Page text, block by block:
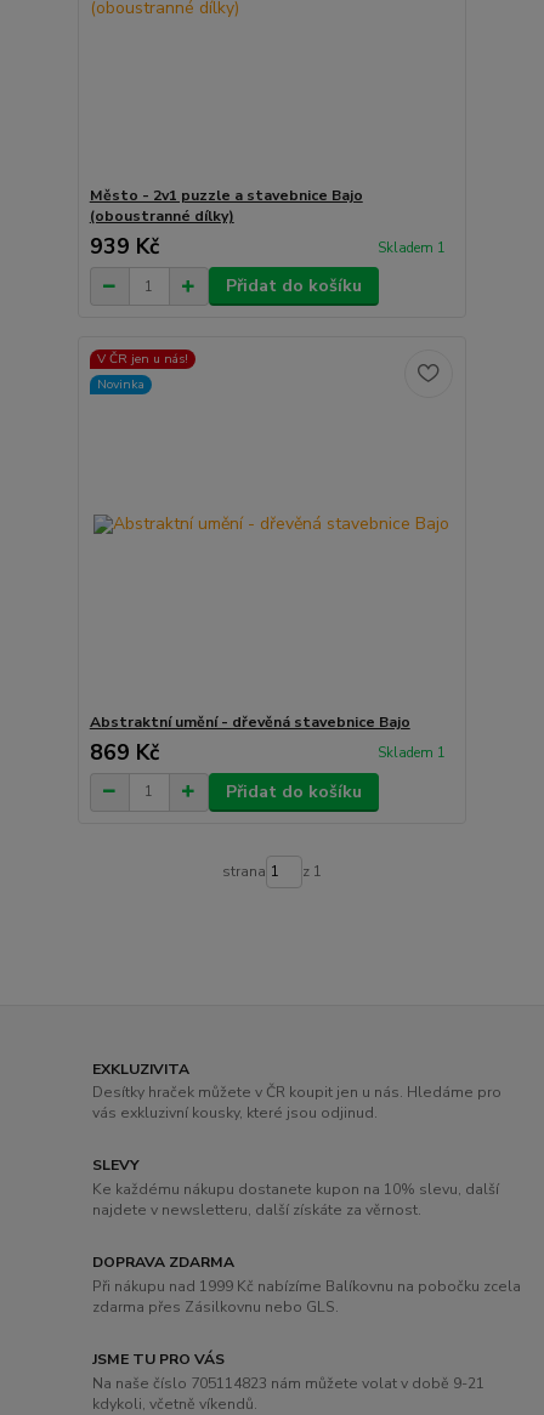
Město - 2v1 puzzle a stavebnice Bajo
(oboustranné dílky)
939 Kč Skladem 1
Přidat do košíku
V ČR jen u nás!
Novinka
Abstraktní umění - dřevěná stavebnice Bajo
869 Kč Skladem 1
Přidat do košíku
strana z 1
EXKLUZIVITA
Desítky hraček můžete v ČR koupit jen u nás. Hledáme pro
vás exkluzivní kousky, které jsou odjinud.
SLEVY
Ke každému nákupu dostanete kupon na 10% slevu, další
najdete v newsletteru, další získáte za věrnost.
DOPRAVA ZDARMA
Při nákupu nad 1999 Kč nabízíme Balíkovnu na pobočku zcela
zdarma přes Zásilkovnu nebo GLS.
JSME TU PRO VÁS
Na naše číslo 705114823 nám můžete volat v době 9-21
kdykoli, včetně víkendů.